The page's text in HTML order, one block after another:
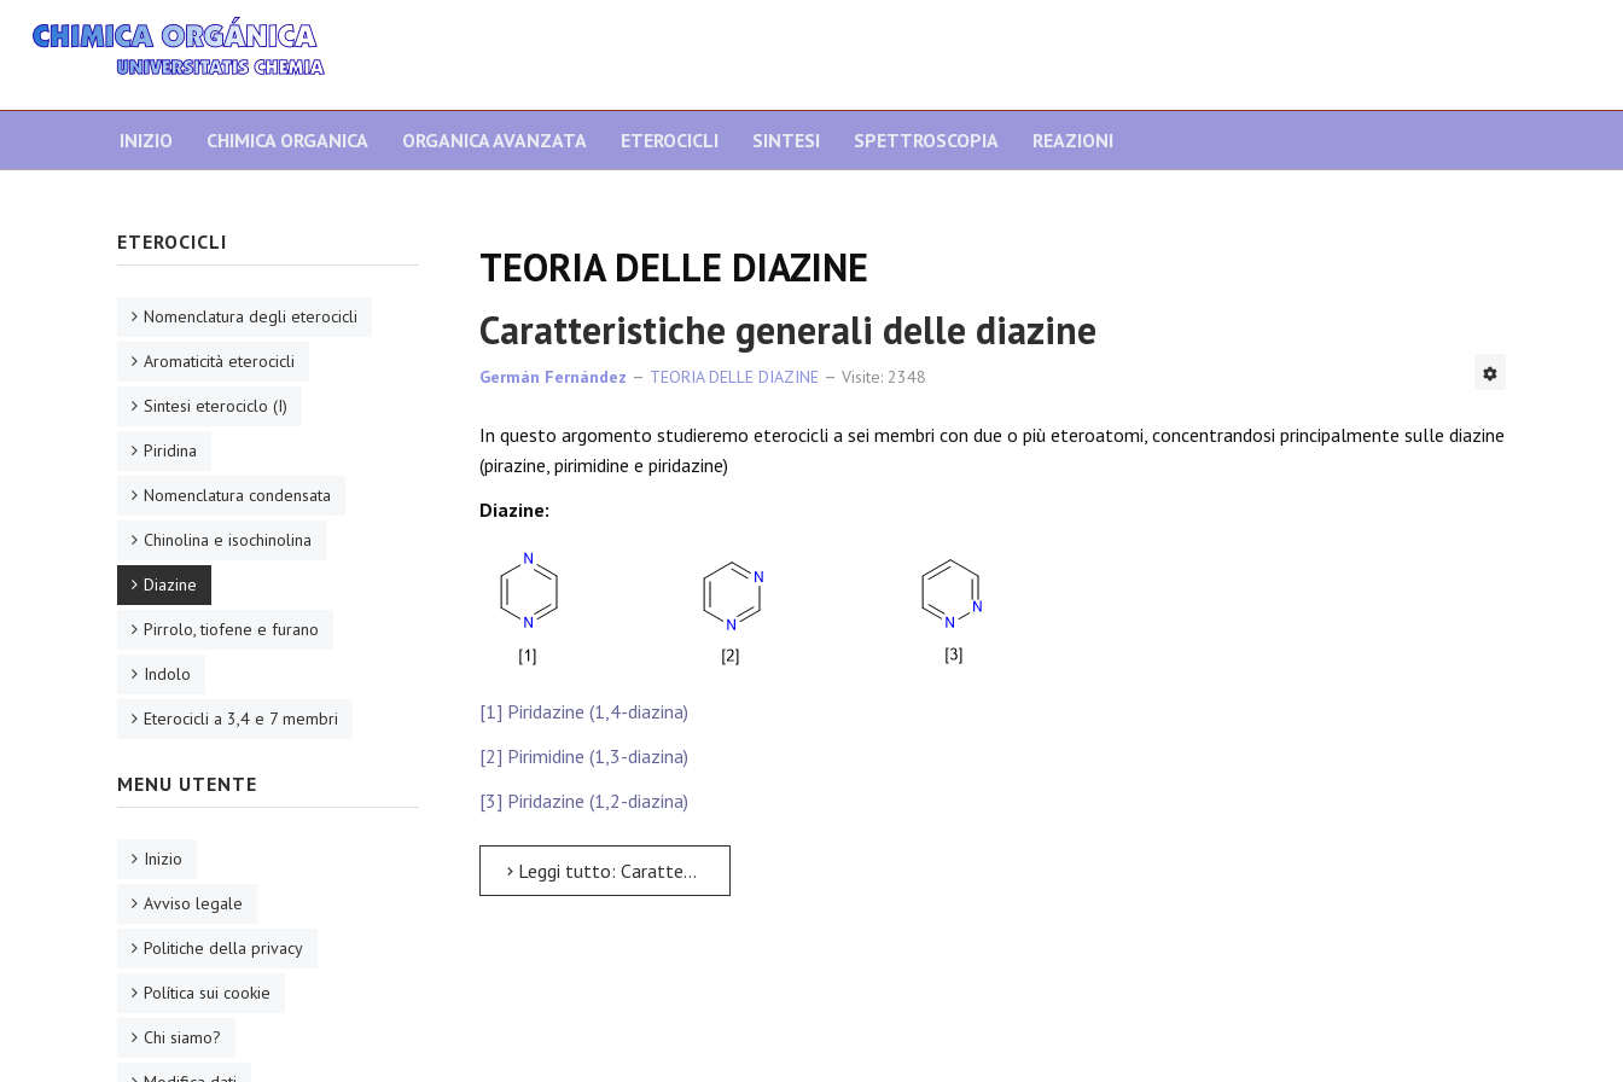
INIZIO CHIMICA ORGANICA ORGANICA AVANZATA ETEROCICLI SINTESI SPETTROSCOPIA REAZIONI
TEORIA DELLE DIAZINE
Caratteristiche generali delle diazine
Germán Fernández TEORIA DELLE DIAZINE Visite: 2348
In questo argomento studieremo eterocicli a sei membri con due o più eteroatomi, concentrandosi principalmente sulle diazine
(pirazine, pirimidine e piridazine)
Diazine:
[1] Piridazine (1,4-diazina)
[2] Pirimidine (1,3-diazina)
[3] Piridazine (1,2-diazina)
Leggi tutto: Caratteristiche generali delle diazine
ETEROCICLI
Nomenclatura degli eterocicli
Aromaticità eterocicli
Sintesi eterociclo (I)
Piridina
Nomenclatura condensata
Chinolina e isochinolina
Diazine
Pirrolo, tiofene e furano
Indolo
Eterocicli a 3,4 e 7 membri
MENU UTENTE
Inizio
Avviso legale
Politiche della privacy
Política sui cookie
Chi siamo?